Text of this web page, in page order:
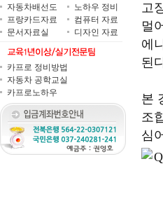
자동차배선도
노하우 정비
프랑카드자료
컴퓨터 자료
문서자료실
디자인 자료
카프로 정비방법
자동차 공학교실
카프로노하우
고
멀
에
된
본
조
심